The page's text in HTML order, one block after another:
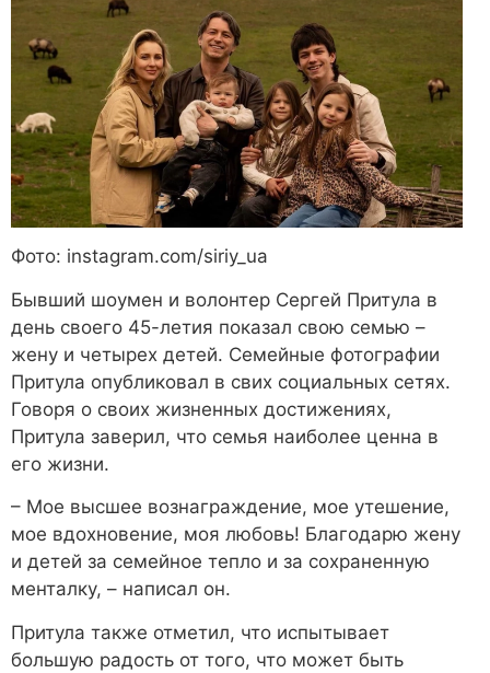
Фото: instagram.com/siriy_ua
Бывший шоумен и волонтер Сергей Притула в
день своего 45-летия показал свою семью –
жену и четырех детей. Семейные фотографии
Притула опубликовал в свих социальных сетях.
Говоря о своих жизненных достижениях,
Притула заверил, что семья наиболее ценна в
его жизни.
– Мое высшее вознаграждение, мое утешение,
мое вдохновение, моя любовь! Благодарю жену
и детей за семейное тепло и за сохраненную
менталку, – написал он.
Притула также отметил, что испытывает
большую радость от того, что может быть